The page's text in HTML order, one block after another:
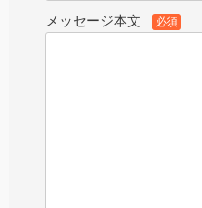
メッセージ本文 必須